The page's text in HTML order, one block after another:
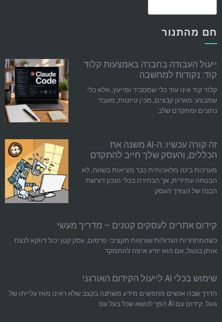
חם מהתנור
ייעול העבודה בחברה באמצעות קלוד
קוד: נקודות למחשבה
קלוד קוד אינו עוד כלי שמסביר ומייעץ, אלא כלי
שמבצע: מארגן קבצים, מכין טיוטות, מעבד
נתונים ומתקדם שלב
זה קורה עכשיו: ה-AI משנה את
הכללים, והעסק שלך חייב להתקדם
מערכות בינה מלאכותית כבר מציאות בשטח, לא
הבטחה עתידית, אך הבחירה בכלי הנכון דורשת
הבנה של הצורך העסק
קידום אתרים לעסקים קטנים — מדריך מעשי
כשהמתחרות הגדולות שורפות תקציבי פרסום, עסק קטן יכול דווקא לנצח
אותן בגוגל, אם הוא יודע איפה להתמקד.
שימוש בכלי AI לייעול הקידום האורגני
הדרך שבה אנשים מחפשים מידע משתנה בקצב שלא ראינו מאז עלייתו של
גוגל. קידום עם AI הפך לנושא שכל בעל עס